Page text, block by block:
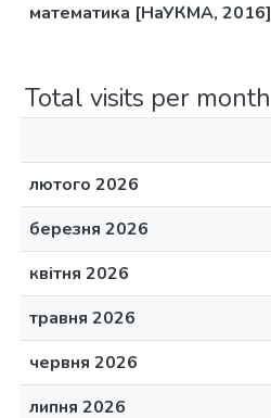
математика [НаУКМА, 2016]
Total visits per month
лютого 2026
березня 2026
квітня 2026
травня 2026
червня 2026
липня 2026